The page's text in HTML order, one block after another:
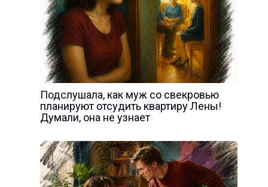
Подслушала, как муж со свекровью
планируют отсудить квартиру Лены!
Думали, она не узнает